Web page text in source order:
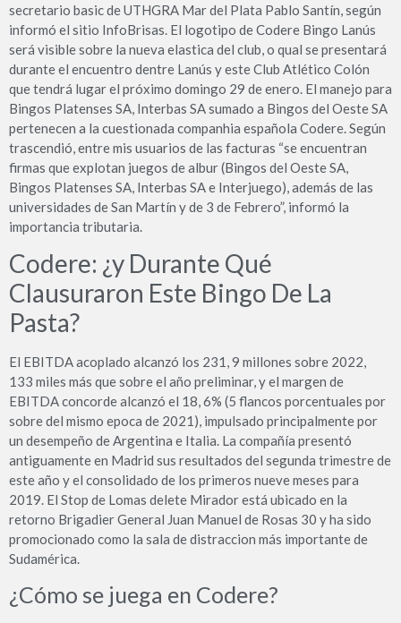
secretario basic de UTHGRA Mar del Plata Pablo Santín, según
informó el sitio InfoBrisas. El logotipo de Codere Bingo Lanús
será visible sobre la nueva elastica del club, o qual se presentará
durante el encuentro dentre Lanús y este Club Atlético Colón
que tendrá lugar el próximo domingo 29 de enero. El manejo para
Bingos Platenses SA, Interbas SA sumado a Bingos del Oeste SA
pertenecen a la cuestionada companhia española Codere. Según
trascendió, entre mis usuarios de las facturas “se encuentran
firmas que explotan juegos de albur (Bingos del Oeste SA,
Bingos Platenses SA, Interbas SA e Interjuego), además de las
universidades de San Martín y de 3 de Febrero”, informó la
importancia tributaria.
Codere: ¿y Durante Qué
Clausuraron Este Bingo De La
Pasta?
El EBITDA acoplado alcanzó los 231, 9 millones sobre 2022,
133 miles más que sobre el año preliminar, y el margen de
EBITDA concorde alcanzó el 18, 6% (5 flancos porcentuales por
sobre del mismo epoca de 2021), impulsado principalmente por
un desempeño de Argentina e Italia. La compañía presentó
antiguamente en Madrid sus resultados del segunda trimestre de
este año y el consolidado de los primeros nueve meses para
2019. El Stop de Lomas delete Mirador está ubicado en la
retorno Brigadier General Juan Manuel de Rosas 30 y ha sido
promocionado como la sala de distraccion más importante de
Sudamérica.
¿Cómo se juega en Codere?